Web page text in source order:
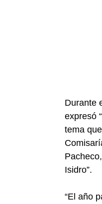
Durante
expresó
tema
Isidro”.
“El año